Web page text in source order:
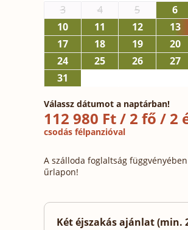
3
4 5 6
10
11 12 13
17
18 19 20
24
25 26 27
31
Válassz dátumot a naptárban!
112 980 Ft / 2 fő / 2
csodás félpanzióval
A szálloda foglaltság
űrlapon!
Két éjszakás ajánlat (min.